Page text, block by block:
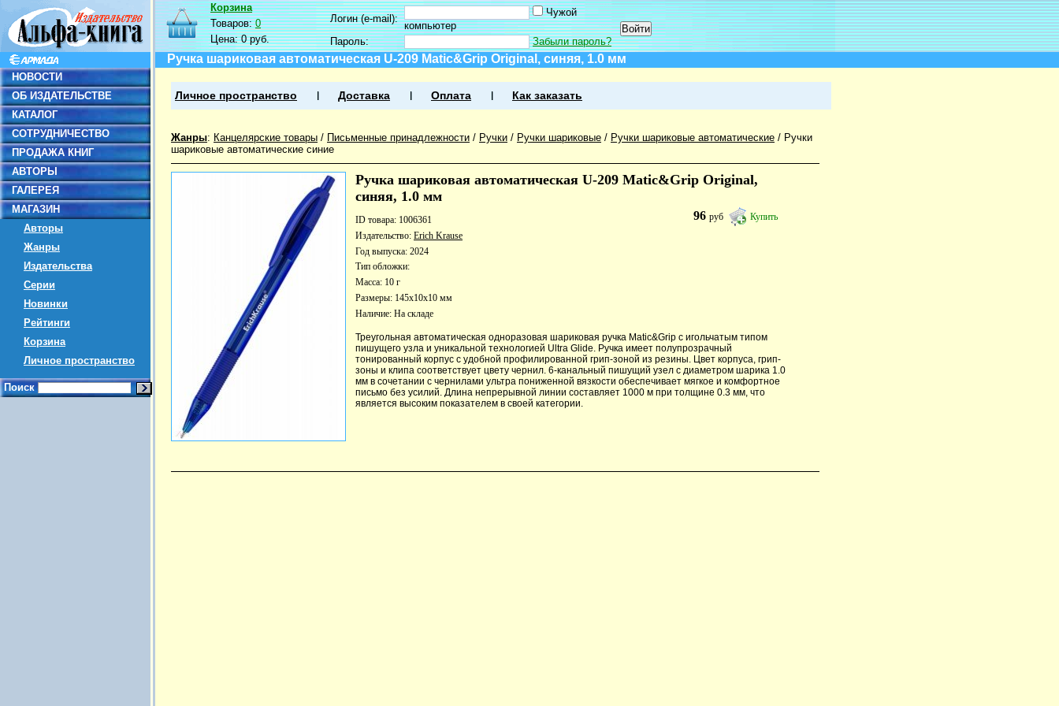
НОВОСТИ
ОБ ИЗДАТЕЛЬСТВЕ
КАТАЛОГ
СОТРУДНИЧЕСТВО
ПРОДАЖА КНИГ
АВТОРЫ
ГАЛЕРЕЯ
МАГАЗИН
Авторы
Жанры
Издательства
Серии
Новинки
Рейтинги
Корзина
Личное пространство
Поиск
Корзина
Товаров:0
Цена:0 руб.
Логин (e-mail):
Чужой
компьютер
Пароль:
Забыли пароль?
Ручка шариковая автоматическая U-209 Matic&Grip Original, синяя, 1.0 мм
Личное пространство Доставка Оплата Как заказать
Жанры: Канцелярские товары / Письменные принадлежности / Ручки / Ручки шариковые / Ручки шариковые автоматические / Ручки
шариковые автоматические синие
Ручка шариковая автоматическая U-209 Matic&Grip Original,
синяя, 1.0 мм
96руб Купить
ID товара: 1006361
Издательство: Erich Krause
Год выпуска: 2024
Тип обложки:
Масса: 10 г
Размеры: 145x10x10 мм
Наличие: На складе
Треугольная автоматическая одноразовая шариковая ручка Matic&Grip с игольчатым типом
пишущего узла и уникальной технологией Ultra Glide. Ручка имеет полупрозрачный
тонированный корпус с удобной профилированной грип-зоной из резины. Цвет корпуса, грип-
зоны и клипа соответствует цвету чернил. 6-канальный пишущий узел с диаметром шарика 1.0
мм в сочетании с чернилами ультра пониженной вязкости обеспечивает мягкое и комфортное
письмо без усилий. Длина непрерывной линии составляет 1000 м при толщине 0.3 мм, что
является высоким показателем в своей категории.